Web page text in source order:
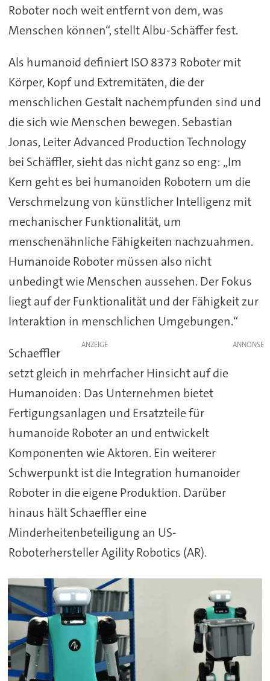
Roboter noch weit entfernt von dem, was
Menschen können“, stellt Albu-Schäffer fest.
Als humanoid definiert ISO 8373 Roboter mit
Körper, Kopf und Extremitäten, die der
menschlichen Gestalt nachempfunden sind und
die sich wie Menschen bewegen. Sebastian
Jonas, Leiter Advanced Production Technology
bei Schäffler, sieht das nicht ganz so eng: „Im
Kern geht es bei humanoiden Robotern um die
Verschmelzung von künstlicher Intelligenz mit
mechanischer Funktionalität, um
menschenähnliche Fähigkeiten nachzuahmen.
Humanoide Roboter müssen also nicht
unbedingt wie Menschen aussehen. Der Fokus
liegt auf der Funktionalität und der Fähigkeit zur
Interaktion in menschlichen Umgebungen.“
ANZEIGE
Schaeffler
setzt gleich in mehrfacher Hinsicht auf die
Humanoiden: Das Unternehmen bietet
Fertigungsanlagen und Ersatzteile für
humanoide Roboter an und entwickelt
Komponenten wie Aktoren. Ein weiterer
Schwerpunkt ist die Integration humanoider
Roboter in die eigene Produktion. Darüber
hinaus hält Schaeffler eine
Minderheitenbeteiligung an US-
Roboterhersteller Agility Robotics (AR).